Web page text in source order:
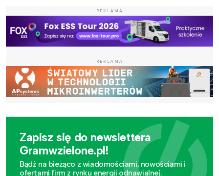
REKLAMA
REKLAMA
Zapisz się do newslettera
Gramwzielone.pl!
Bądź na bieżąco z wiadomościami, nowościami i
ofertami firm z rynku energii odnawialnej.